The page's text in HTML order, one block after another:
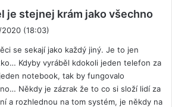
je stejnej krám jako všechno
a
:
(18:03)
se sekají jako každý jiný. Je to jen
Kdyby vyráběl kdokoli jeden telefon za
notebook, tak by fungovalo
Někdy je zázrak že to co si složí lidí za
a rozhlednou na tom systém, je někdy na